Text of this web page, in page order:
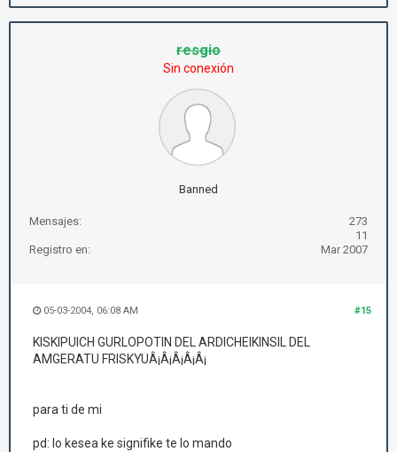
resgio
Sin conexión
Banned
Mensajes:
273
11
Registro en:
Mar 2007
#15
05-03-2004, 06:08 AM
KISKIPUICH GURLOPOTIN DEL ARDICHEIKINSIL DEL
AMGERATU FRISKYUÂ¡Â¡Â¡Â¡Â¡
para ti de mi
pd: lo kesea ke signifike te lo mando